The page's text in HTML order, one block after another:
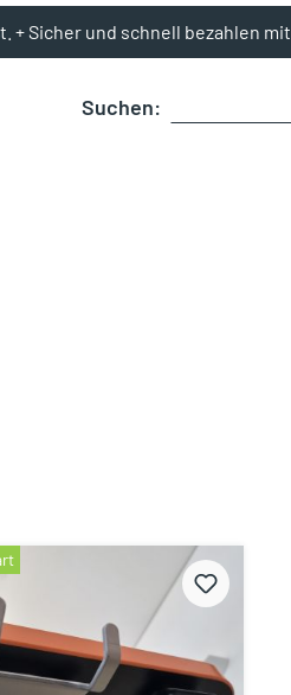
+ Sicher und schnell bezahlen mit
Suchen: